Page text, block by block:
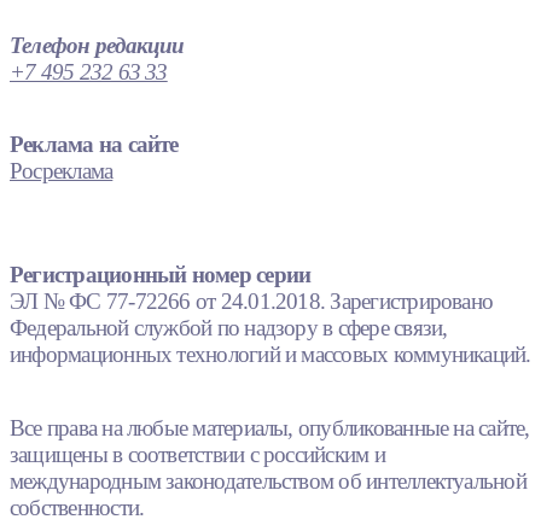
Телефон редакции
+7 495 232 63 33
Реклама на сайте
Росреклама
Регистрационный номер серии
ЭЛ № ФС 77-72266 от 24.01.2018. Зарегистрировано
Федеральной службой по надзору в сфере связи,
информационных технологий и массовых коммуникаций.
Все права на любые материалы, опубликованные на сайте,
защищены в соответствии с российским и
международным законодательством об интеллектуальной
собственности.